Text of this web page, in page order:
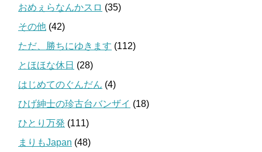
おめぇらなんかスロ (35)
その他 (42)
ただ、勝ちにゆきます (112)
とほほな休日 (28)
はじめてのぐんだん (4)
ひげ紳士の珍古台バンザイ (18)
ひとり万発 (111)
まりもJapan (48)